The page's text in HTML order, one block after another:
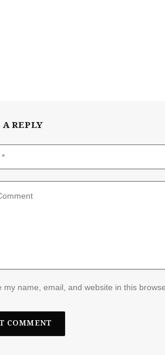
REPLY
my name, email, and website in this